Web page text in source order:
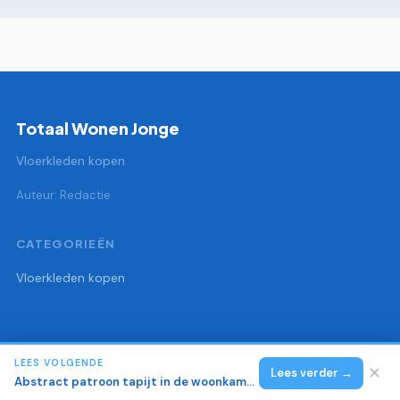
Totaal Wonen Jonge
Vloerkleden kopen
Auteur: Redactie
CATEGORIEËN
Vloerkleden kopen
© 2026 Totaal Wonen Jonge Alle rechten voorbehouden.
LEES VOLGENDE
Abstract patroon tapijt in de woonkamer
Lees verder → ✕